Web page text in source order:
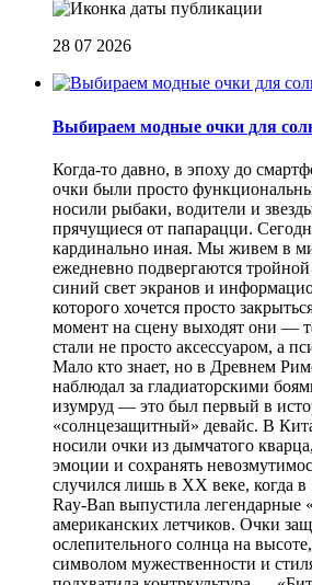
28 07 2026
Выбираем модные очки для
Когда-то давно, в эпоху до
очки были просто
носили рыбаки, водители и
прячущиеся от папарацци.
кардинально иная. Мы живем в
ежедневно подвергаются тройной
синий свет экранов и
которого хочется просто
момент на сцену выходят они —
стали не просто аксессуаром, а
Мало кто знает, но в Древнем
наблюдал за гладиаторскими
изумруд — это был первый в
«солнцезащитный» девайс. В
носили очки из дымчатого
эмоции и сохранять
случился лишь в XX веке, когда
Ray-Ban выпустила легендарные
американских летчиков. Очки
ослепительного солнца на
символом мужественности и